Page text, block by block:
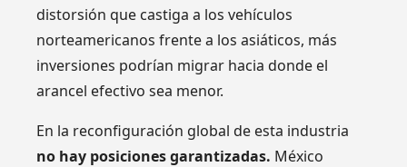
distorsión que castiga a los vehículos
norteamericanos frente a los asiáticos, más
inversiones podrían migrar hacia donde el
arancel efectivo sea menor.
En la reconfiguración global de esta industria
no hay posiciones garantizadas. México